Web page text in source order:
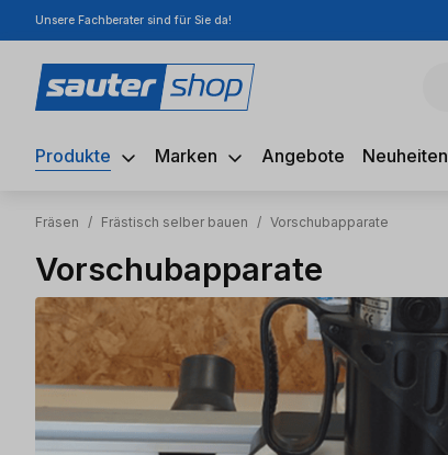
Hauptinhalt springen
Zur Suche springen
Zur Hauptnavigation springen
Unsere Fachberater sind für Sie da!
Produkte Marken Angebote Neuheiten
Fräsen / Frästisch selber bauen / Vorschubapparate
Vorschubapparate